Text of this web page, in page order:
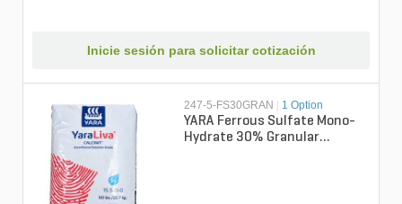
Inicie sesión para solicitar cotización
247-5-FS30GRAN 1 Option
YARA Ferrous Sulfate Mono-
Hydrate 30% Granular